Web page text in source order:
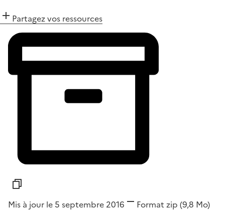
Partagez vos ressources
Mis à jour le 5 septembre 2016 Format zip (9,8 Mo)